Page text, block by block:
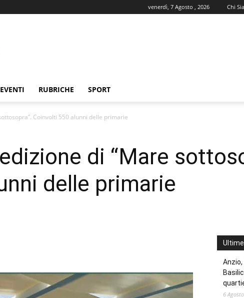
venerdì, 7 Agosto , 2026 Chi
EVENTI RUBRICHE SPORT
Coinvolti 550 alunni delle primarie
di “Mare
delle primarie
6